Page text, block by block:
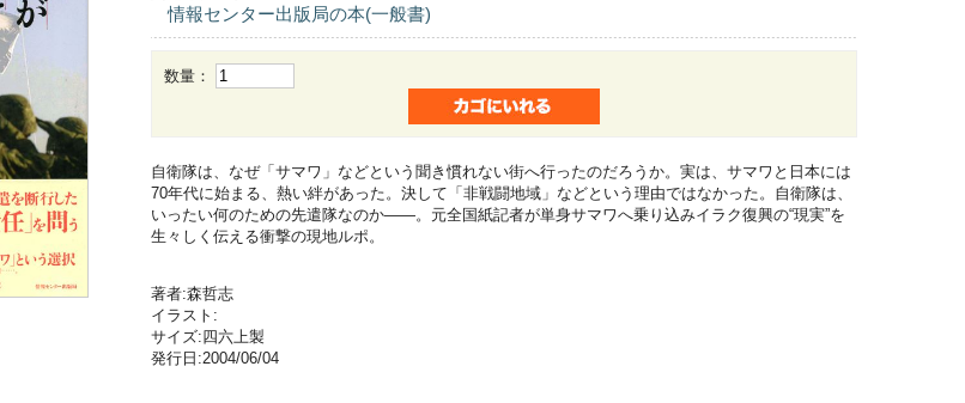
情報センター出版局の本(一般書)
数量：
自衛隊は、なぜ「サマワ」などという聞き慣れない街へ行ったのだろうか。実は、サマワと日本には
70年代に始まる、熱い絆があった。決して「非戦闘地域」などという理由ではなかった。自衛隊は、
いったい何のための先遣隊なのか――。元全国紙記者が単身サマワへ乗り込みイラク復興の“現実”を
生々しく伝える衝撃の現地ルポ。
著者:森哲志
イラスト:
サイズ:四六上製
発行日:2004/06/04